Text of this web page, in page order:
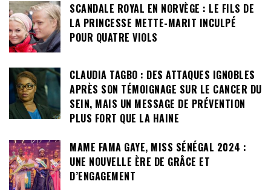
SCANDALE ROYAL EN NORVÈGE : LE FILS DE
LA PRINCESSE METTE-MARIT INCULPÉ
POUR QUATRE VIOLS
CLAUDIA TAGBO : DES ATTAQUES IGNOBLES
APRÈS SON TÉMOIGNAGE SUR LE CANCER DU
SEIN, MAIS UN MESSAGE DE PRÉVENTION
PLUS FORT QUE LA HAINE
MAME FAMA GAYE, MISS SÉNÉGAL 2024 :
UNE NOUVELLE ÈRE DE GRÂCE ET
D’ENGAGEMENT